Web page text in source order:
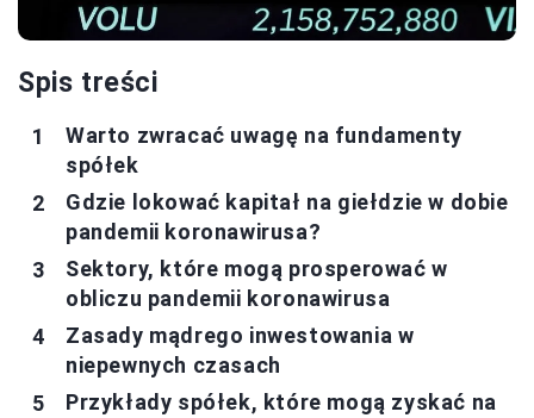
Spis treści
Warto zwracać uwagę na fundamenty
spółek
Gdzie lokować kapitał na giełdzie w dobie
pandemii koronawirusa?
Sektory, które mogą prosperować w
obliczu pandemii koronawirusa
Zasady mądrego inwestowania w
niepewnych czasach
Przykłady spółek, które mogą zyskać na